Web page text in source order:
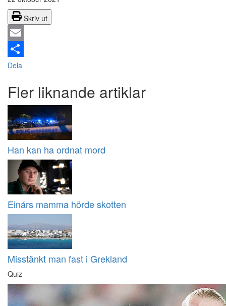
Skriv ut
Email
Dela
Fler liknande artiklar
Han kan ha ordnat mord
Einárs mamma hörde skotten
Misstänkt man fast i Grekland
Quiz